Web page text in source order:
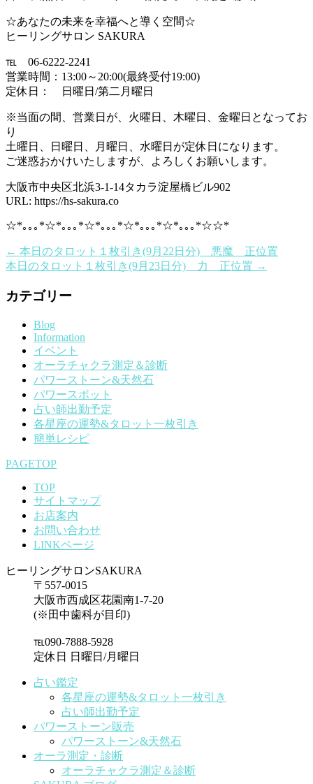
☆あなたの未来を幸福へと導く空間☆
ヒーリングサロン SAKURA
℡ 06-6222-2241
営業時間：13:00～20:00(最終受付19:00)
定休日： 日曜日/第二月曜日
※当面の間、営業日が、火曜日、木曜日、金曜日となってお
り
土曜日、日曜日、月曜日、水曜日が定休日になります。
ご迷惑おかけいたしますが、よろしくお願いします。
大阪市中央区北浜3-1-14タカラ淀屋橋ビル902
URL: https://hs-sakura.co
☆*｡｡｡*☆*｡｡｡*☆*｡｡｡*☆*｡｡｡*☆*｡｡｡*☆☆*
← 本日のタロット１枚引き(9月22日分) 悪魔 正位置
本日のタロット１枚引き(9月23日分) 力 正位置 →
カテゴリー
Blog
Information
イベント
オーラチャクラ測定＆診断
パワーストーン&天然石
パワースポット
占い師出勤予定
各星座の運勢&タロット一枚引き
簡単レシピ
PAGETOP
TOP
サイトマップ
お店案内
お問い合わせ
LINKページ
ヒーリングサロンSAKURA
〒557-0015
大阪市西成区花園南1-7-20
(※田中歯科が目印)
℡090-7888-5928
定休日 日曜日/月曜日
占い鑑定
各星座の運勢&タロット一枚引き
占い師出勤予定
パワーストーン販売
パワーストーン&天然石
オーラ測定・診断
オーラチャクラ測定＆診断